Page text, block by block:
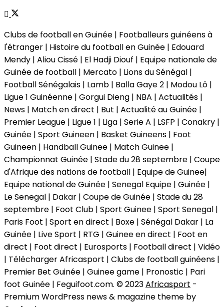
Clubs de football en Guinée | Footballeurs guinéens à
l'étranger | Histoire du football en Guinée | Edouard
Mendy | Aliou Cissé | El Hadji Diouf | Equipe nationale de
Guinée de football | Mercato | Lions du Sénégal |
Football Sénégalais | Lamb | Balla Gaye 2 | Modou Lô |
Ligue 1 Guinéenne | Gorgui Dieng | NBA | Actualités |
News | Match en direct | But | Actualité au Guinée |
Premier League | Ligue 1 | Liga | Serie A | LSFP | Conakry |
Guinée | Sport Guineen | Basket Guineens | Foot
Guineen | Handball Guinee | Match Guinee |
Championnat Guinée | Stade du 28 septembre | Coupe
d'Afrique des nations de football | Equipe de Guinee|
Equipe national de Guinée | Senegal Equipe | Guinée |
Le Senegal | Dakar | Coupe de Guinée | Stade du 28
septembre | Foot Club | Sport Guinee | Sport Senegal |
Paris Foot | Sport en direct | Boxe | Sénégal Dakar | La
Guinée | Live Sport | RTG | Guinee en direct | Foot en
direct | Foot direct | Eurosports | Football direct | Vidéo
| Télécharger Africasport | Clubs de football guinéens |
Premier Bet Guinée | Guinee game | Pronostic | Pari
foot Guinée | Feguifoot.com. © 2023Africasport -
Premium WordPress news & magazine theme by